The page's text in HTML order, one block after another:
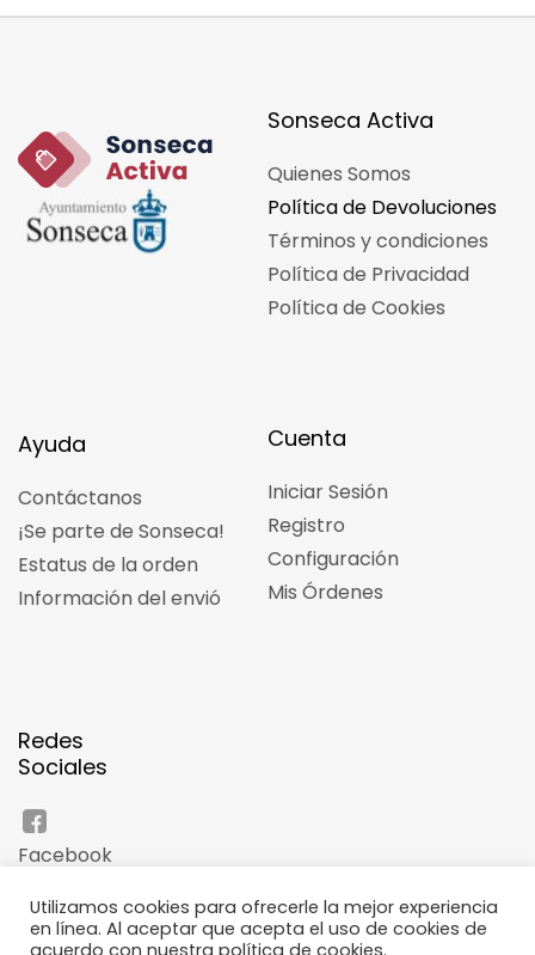
Sonseca Activa
Quienes Somos
Política de Devoluciones
Términos y condiciones
Política de Privacidad
Política de Cookies
Ayuda
Contáctanos
¡Se parte de Sonseca!
Estatus de la orden
Información del envió
Cuenta
Iniciar Sesión
Registro
Configuración
Mis Órdenes
Redes
Sociales
Facebook
Instagram
Utilizamos cookies para ofrecerle la mejor experiencia
en línea. Al aceptar que acepta el uso de cookies de
acuerdo con nuestra política de cookies.